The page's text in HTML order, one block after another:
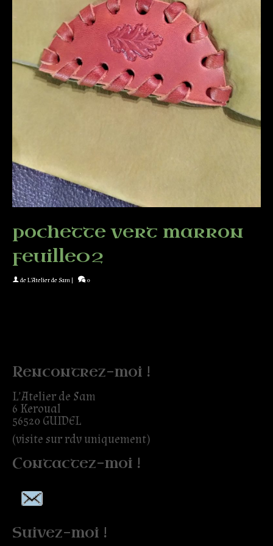
pochette vert marron
feuille02
deL'Atelier de Sam | 0
Rencontrez-moi !
L’Atelier de Sam
6 Keroual
56520 GUIDEL
(visite sur rdv uniquement)
Contactez-moi !
Suivez-moi !